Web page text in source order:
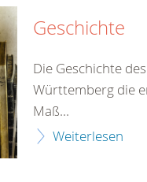
Geschichte
Die Geschichte
Württemberg die
Maß...
Weiterlesen